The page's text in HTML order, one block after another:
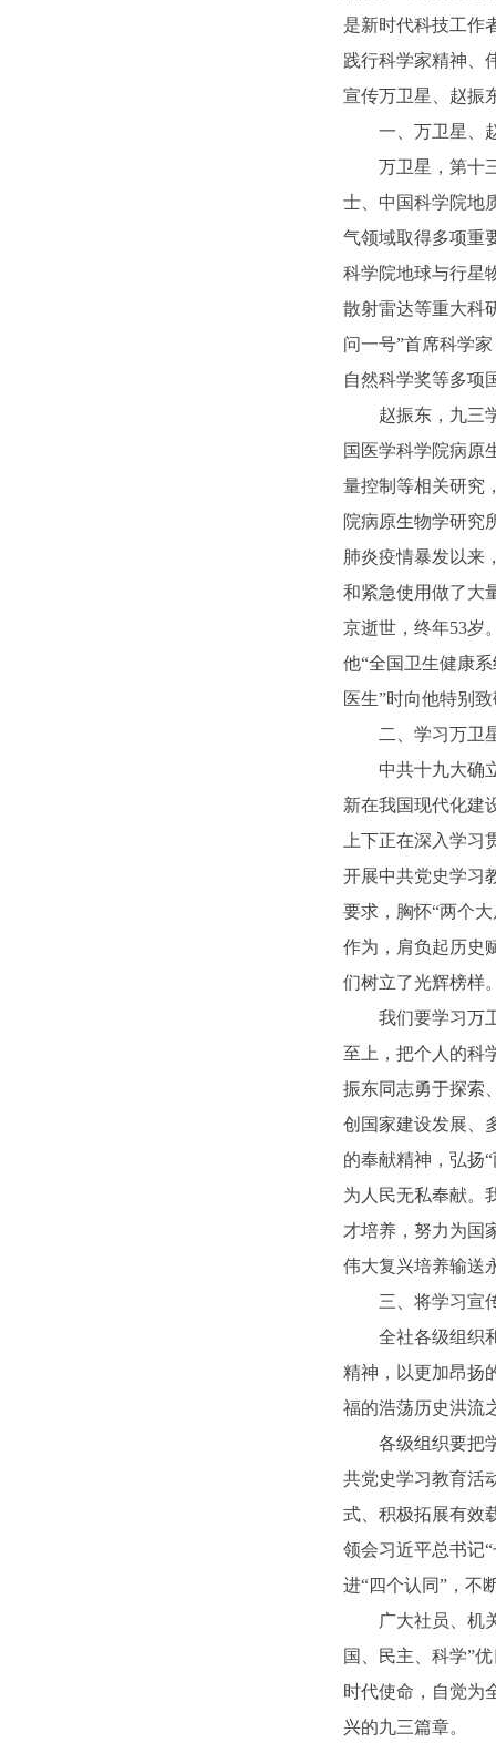
是新时代科技工作
践行科学家精神、
宣传万卫星、赵振
一、万卫星、
万卫星，第十
士、中国科学院地
气领域取得多项重
科学院地球与行星
散射雷达等重大科
问一号”首席科学
自然科学奖等多项
赵振东，九三
国医学科学院病原
量控制等相关研究
院病原生物学研究
肺炎疫情暴发以来
和紧急使用做了大
京逝世，终年53岁
他“全国卫生健康
医生”时向他特别
二、学习万卫
中共十九大确
新在我国现代化建
上下正在深入学
开展中共党史学习
要求，胸怀“两个
作为，肩负起历史
们树立了光辉榜样
我们要学习万
至上，把个人的科
振东同志勇于探索
创国家建设发展、
的奉献精神，弘扬
为人民无私奉献。
才培养，努力为国
伟大复兴培养输送
三、将学习宣
全社各级组织
精神，以更加昂扬
福的浩荡历史洪流
各级组织要把
共党史学习教育活
式、积极拓展有效
领会习近平总书记
进“四个认同”，不
广大社员、机
国、民主、科学”
时代使命，自觉为
兴的九三篇章。